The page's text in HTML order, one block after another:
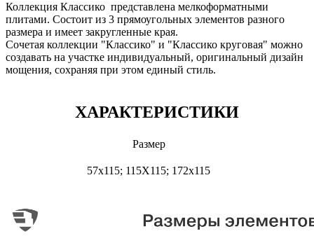
Коллекция Классико представлена мелкоформатными
плитами. Состоит из 3 прямоугольных элементов разного
размера и имеет закругленные края.
Сочетая коллекции "Классико" и "Классико круговая" можно
создавать на участке индивидуальный, оригинальный дизайн
мощения, сохраняя при этом единый стиль.
ХАРАКТЕРИСТИКИ
Размер
57х115; 115Х115; 172х115